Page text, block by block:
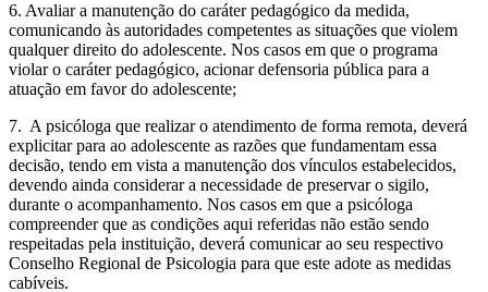
6. Avaliar a manutenção do caráter pedagógico da medida,
comunicando às autoridades competentes as situações que violem
qualquer direito do adolescente. Nos casos em que o programa
violar o caráter pedagógico, acionar defensoria pública para a
atuação em favor do adolescente;
7. A psicóloga que realizar o atendimento de forma remota, deverá
explicitar para ao adolescente as razões que fundamentam essa
decisão, tendo em vista a manutenção dos vínculos estabelecidos,
devendo ainda considerar a necessidade de preservar o sigilo,
durante o acompanhamento. Nos casos em que a psicóloga
compreender que as condições aqui referidas não estão sendo
respeitadas pela instituição, deverá comunicar ao seu respectivo
Conselho Regional de Psicologia para que este adote as medidas
cabíveis.